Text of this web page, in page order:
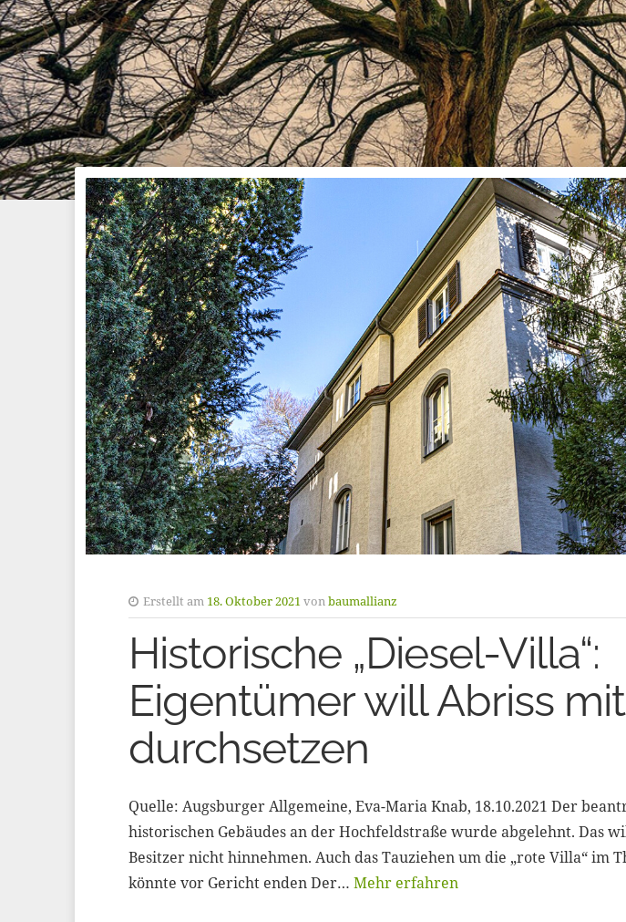
Erstellt am 18. Oktober 2021vonbaumallianz
Historische „Diesel-Villa“:
Eigentümer will Abriss
durchsetzen
Quelle: Augsburger Allgemeine, Eva-Maria Knab, 18.10.2021 Der
historischen Gebäudes an der Hochfeldstraße wurde abgelehnt. Das
Besitzer nicht hinnehmen. Auch das Tauziehen um die „rote Villa“ im
könnte vor Gericht enden Der…Mehr erfahren